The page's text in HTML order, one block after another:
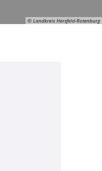
© Landkreis Hersfeld-Rotenburg